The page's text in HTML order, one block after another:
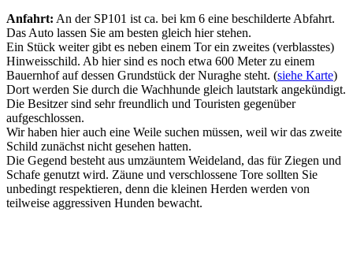
Anfahrt: An der SP101 ist ca. bei km 6 eine beschilderte Abfahrt.
Das Auto lassen Sie am besten gleich hier stehen.
Ein Stück weiter gibt es neben einem Tor ein zweites (verblasstes)
Hinweisschild. Ab hier sind es noch etwa 600 Meter zu einem
Bauernhof auf dessen Grundstück der Nuraghe steht. (siehe Karte)
Dort werden Sie durch die Wachhunde gleich lautstark angekündigt.
Die Besitzer sind sehr freundlich und Touristen gegenüber
aufgeschlossen.
Wir haben hier auch eine Weile suchen müssen, weil wir das zweite
Schild zunächst nicht gesehen hatten.
Die Gegend besteht aus umzäuntem Weideland, das für Ziegen und
Schafe genutzt wird. Zäune und verschlossene Tore sollten Sie
unbedingt respektieren, denn die kleinen Herden werden von
teilweise aggressiven Hunden bewacht.